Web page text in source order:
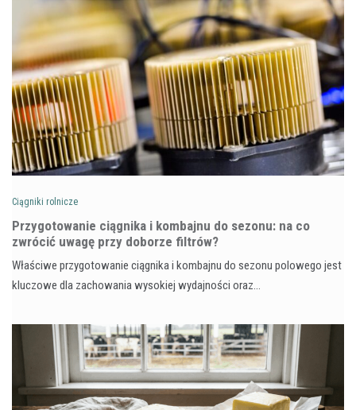
Ciągniki rolnicze
Przygotowanie ciągnika i kombajnu do sezonu: na co
zwrócić uwagę przy doborze filtrów?
Właściwe przygotowanie ciągnika i kombajnu do sezonu polowego jest
kluczowe dla zachowania wysokiej wydajności oraz…